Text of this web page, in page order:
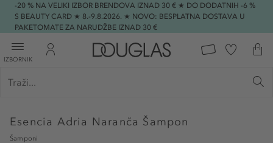
-20 % NA VELIKI IZBOR BRENDOVA IZNAD 30 € ★ DO DODATNIH -6 %
S BEAUTY CARD ★ 8.-9.8.2026. ★ NOVO: BESPLATNA DOSTAVA U
PAKETOMATE ZA NARUDŽBE IZNAD 30 €
IZBORNIK
Esencia Adria Naranča Šampon
Šamponi